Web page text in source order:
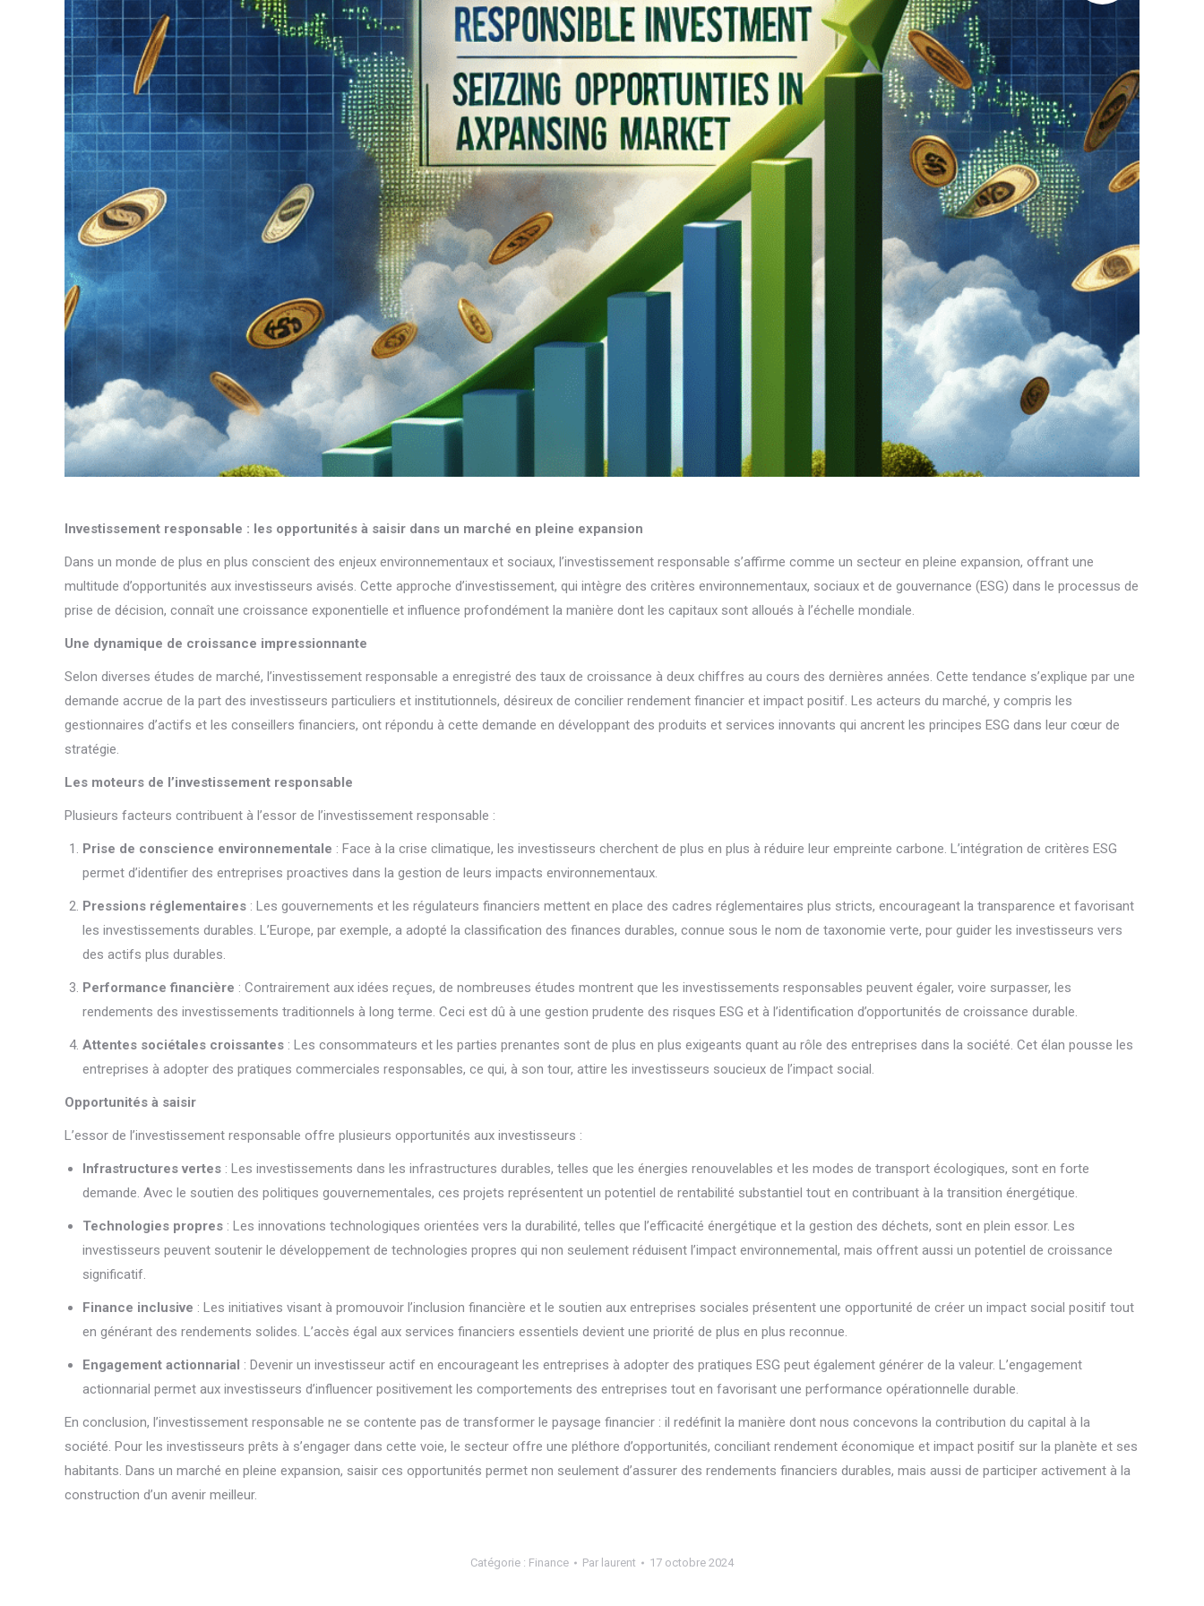
Investissement responsable : les opportunités à saisir dans un marché en pleine expansion
Dans un monde de plus en plus conscient des enjeux environnementaux et sociaux, l’investissement responsable s’affirme comme un secteur en pleine expansion, offrant une
multitude d’opportunités aux investisseurs avisés. Cette approche d’investissement, qui intègre des critères environnementaux, sociaux et de gouvernance (ESG) dans le processus de
prise de décision, connaît une croissance exponentielle et influence profondément la manière dont les capitaux sont alloués à l’échelle mondiale.
Une dynamique de croissance impressionnante
Selon diverses études de marché, l’investissement responsable a enregistré des taux de croissance à deux chiffres au cours des dernières années. Cette tendance s’explique par une
demande accrue de la part des investisseurs particuliers et institutionnels, désireux de concilier rendement financier et impact positif. Les acteurs du marché, y compris les
gestionnaires d’actifs et les conseillers financiers, ont répondu à cette demande en développant des produits et services innovants qui ancrent les principes ESG dans leur cœur de
stratégie.
Les moteurs de l’investissement responsable
Plusieurs facteurs contribuent à l’essor de l’investissement responsable :
Prise de conscience environnementale : Face à la crise climatique, les investisseurs cherchent de plus en plus à réduire leur empreinte carbone. L’intégration de critères ESG
permet d’identifier des entreprises proactives dans la gestion de leurs impacts environnementaux.
Pressions réglementaires : Les gouvernements et les régulateurs financiers mettent en place des cadres réglementaires plus stricts, encourageant la transparence et favorisant
les investissements durables. L’Europe, par exemple, a adopté la classification des finances durables, connue sous le nom de taxonomie verte, pour guider les investisseurs vers
des actifs plus durables.
Performance financière : Contrairement aux idées reçues, de nombreuses études montrent que les investissements responsables peuvent égaler, voire surpasser, les
rendements des investissements traditionnels à long terme. Ceci est dû à une gestion prudente des risques ESG et à l’identification d’opportunités de croissance durable.
Attentes sociétales croissantes : Les consommateurs et les parties prenantes sont de plus en plus exigeants quant au rôle des entreprises dans la société. Cet élan pousse les
entreprises à adopter des pratiques commerciales responsables, ce qui, à son tour, attire les investisseurs soucieux de l’impact social.
Opportunités à saisir
L’essor de l’investissement responsable offre plusieurs opportunités aux investisseurs :
Infrastructures vertes : Les investissements dans les infrastructures durables, telles que les énergies renouvelables et les modes de transport écologiques, sont en forte
demande. Avec le soutien des politiques gouvernementales, ces projets représentent un potentiel de rentabilité substantiel tout en contribuant à la transition énergétique.
Technologies propres : Les innovations technologiques orientées vers la durabilité, telles que l’efficacité énergétique et la gestion des déchets, sont en plein essor. Les
investisseurs peuvent soutenir le développement de technologies propres qui non seulement réduisent l’impact environnemental, mais offrent aussi un potentiel de croissance
significatif.
Finance inclusive : Les initiatives visant à promouvoir l’inclusion financière et le soutien aux entreprises sociales présentent une opportunité de créer un impact social positif tout
en générant des rendements solides. L’accès égal aux services financiers essentiels devient une priorité de plus en plus reconnue.
Engagement actionnarial : Devenir un investisseur actif en encourageant les entreprises à adopter des pratiques ESG peut également générer de la valeur. L’engagement
actionnarial permet aux investisseurs d’influencer positivement les comportements des entreprises tout en favorisant une performance opérationnelle durable.
En conclusion, l’investissement responsable ne se contente pas de transformer le paysage financier : il redéfinit la manière dont nous concevons la contribution du capital à la
société. Pour les investisseurs prêts à s’engager dans cette voie, le secteur offre une pléthore d’opportunités, conciliant rendement économique et impact positif sur la planète et ses
habitants. Dans un marché en pleine expansion, saisir ces opportunités permet non seulement d’assurer des rendements financiers durables, mais aussi de participer activement à la
construction d’un avenir meilleur.
Catégorie : Finance Par laurent 17 octobre 2024